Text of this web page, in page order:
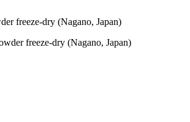
freeze-dry (Nagano, Japan)